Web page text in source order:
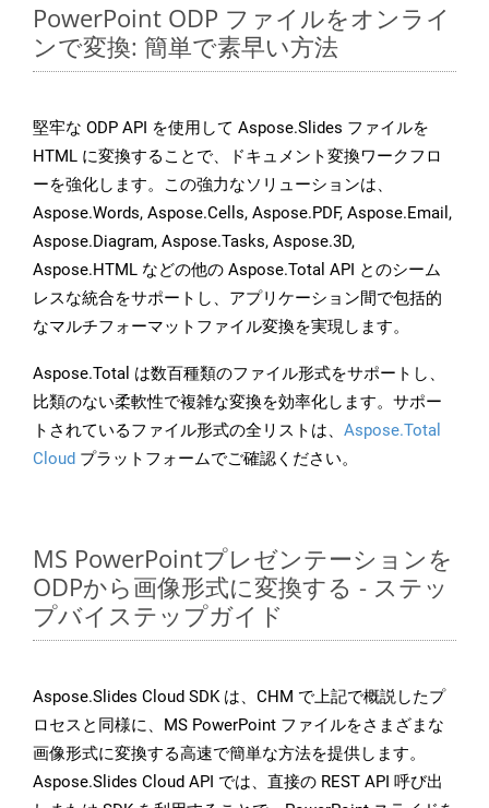
PowerPoint ODP ファイルをオンライ
ンで変換: 簡単で素早い方法
堅牢な ODP API を使用して Aspose.Slides ファイルを
HTML に変換することで、ドキュメント変換ワークフロ
ーを強化します。この強力なソリューションは、
Aspose.Words, Aspose.Cells, Aspose.PDF, Aspose.Email,
Aspose.Diagram, Aspose.Tasks, Aspose.3D,
Aspose.HTML などの他の Aspose.Total API とのシーム
レスな統合をサポートし、アプリケーション間で包括的
なマルチフォーマットファイル変換を実現します。
Aspose.Total は数百種類のファイル形式をサポートし、
比類のない柔軟性で複雑な変換を効率化します。サポー
トされているファイル形式の全リストは、 Aspose.Total
Cloud プラットフォームでご確認ください。
MS PowerPointプレゼンテーションを
ODPから画像形式に変換する - ステッ
プバイステップガイド
Aspose.Slides Cloud SDK は、CHM で上記で概説したプ
ロセスと同様に、MS PowerPoint ファイルをさまざまな
画像形式に変換する高速で簡単な方法を提供します。
Aspose.Slides Cloud API では、直接の REST API 呼び出